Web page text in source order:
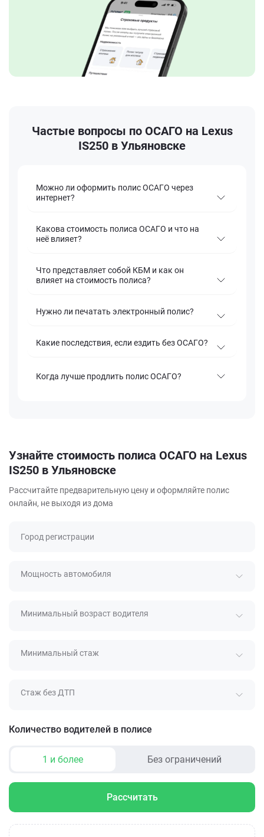
Частые вопросы по ОСАГО на Lexus
IS250 в Ульяновске
Можно ли оформить полис ОСАГО через
интернет?
Какова стоимость полиса ОСАГО и что на
неё влияет?
Что представляет собой КБМ и как он
влияет на стоимость полиса?
Нужно ли печатать электронный полис?
Какие последствия, если ездить без ОСАГО?
Когда лучше продлить полис ОСАГО?
Узнайте стоимость полиса ОСАГО на Lexus
IS250 в Ульяновске
Рассчитайте предварительную цену и оформляйте полис
онлайн, не выходя из дома
Город регистрации
Мощность автомобиля
Минимальный возраст водителя
Минимальный стаж
Стаж без ДТП
Количество водителей в полисе
1 и более Без ограничений
Рассчитать